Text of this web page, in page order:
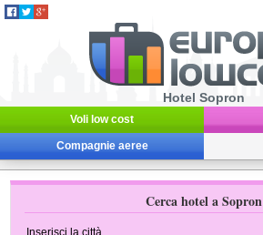
Hotel Sopron
Voli low cost
Compagnie aeree
Cerca hotel a Sopron
Inserisci la città